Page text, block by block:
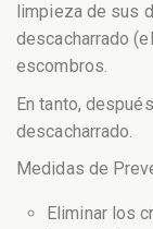
limpieza de sus
descacharrado
escombros.
En tanto,
descacharrado.
Medidas de
Eliminar los